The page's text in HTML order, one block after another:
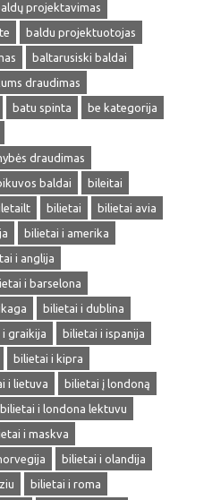
projektavimas
baldu projektuotojas
baltarusiski baldai
draudimas
batu spinta
be kategorija
draudimas
baldai
bileitai
bilietai
bilietai avia
bilietai i amerika
i anglija
i barselona
bilietai i dublina
i graikija
bilietai i ispanija
bilietai i kipra
i lietuva
bilietai į londoną
bilietai i londona lektuvu
i maskva
bilietai i olandija
bilietai i roma